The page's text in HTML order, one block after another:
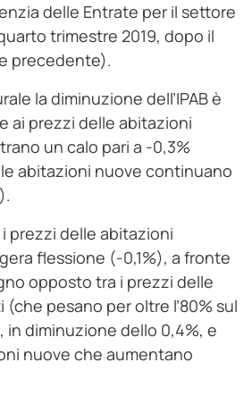
delle Entrate per il settore
trimestre 2019, dopo il
precedente).
la diminuzione dell’IPAB è
ai prezzi delle abitazioni
un calo pari a -0,3%
abitazioni nuove continuano
i prezzi delle abitazioni
flessione (-0,1%), a fronte
opposto tra i prezzi delle
pesano per oltre l’80% sul
in diminuzione dello 0,4%, e
nuove che aumentano